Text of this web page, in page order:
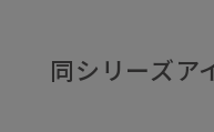
同シリーズア